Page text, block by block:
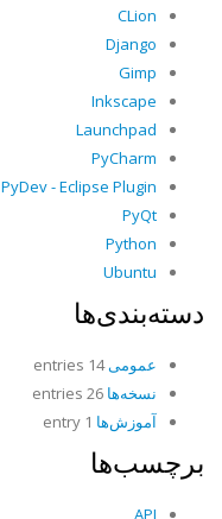
CLion
Django
Gimp
Inkscape
Launchpad
PyCharm
PyDev - Eclipse Plugin
PyQt
Python
Ubuntu
دسته‌بندی‌ها
عمومی14 entries
نسخه‌ها
آموزش‌ها
برچسب‌ها
API